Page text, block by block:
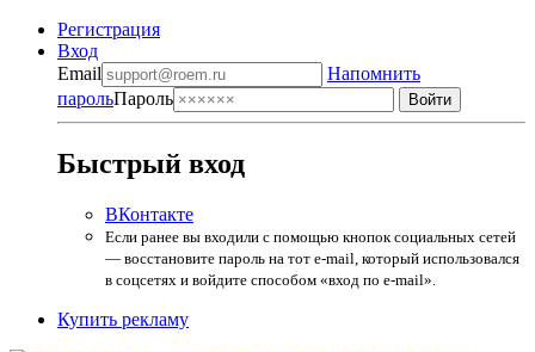
Регистрация
Вход
Email
Напомнить
парольПароль
Быстрый вход
ВКонтакте
Если ранее вы входили с помощью кнопок социальных сетей
— восстановите пароль на тот e-mail, который использовался
в соцсетях и войдите способом «вход по e-mail».
Купить рекламу